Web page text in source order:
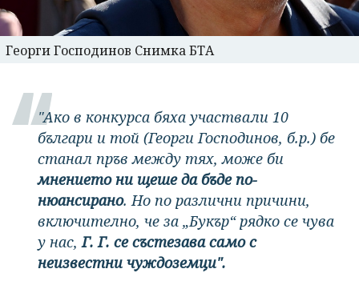
Георги Господинов Снимка БТА
"Ако в конкурса бяха участвали 10
българи и той (Георги Господинов, б.р.) бе
станал пръв между тях, може би
мнението ни щеше да бъде по-
нюансирано. Но по различни причини,
включително, че за „Букър“ рядко се чува
у нас,Г. Г. се състезава само с
неизвестни чуждоземци".